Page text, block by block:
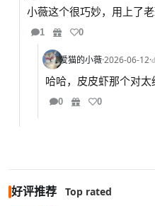
小薇这个很巧妙，用上了
1 0
爱猫的小薇·2026-06-12·
哈哈，皮皮虾那个对
0 0
好评推荐 Top rated